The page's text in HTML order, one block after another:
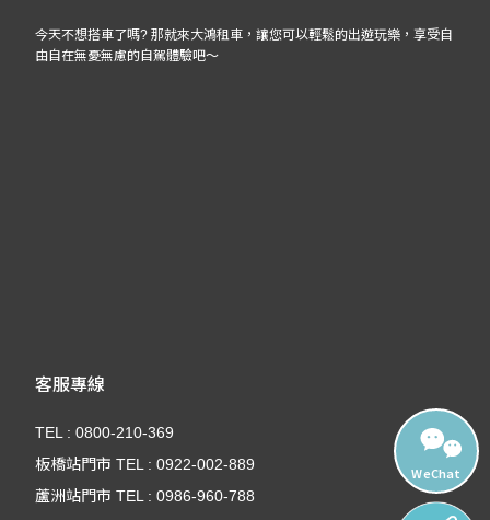
今天不想搭車了嗎? 那就來大鴻租車，讓您可以輕鬆的出遊玩樂，享受自
由自在無憂無慮的自駕體驗吧～
客服專線
TEL : 0800-210-369
板橋站門市 TEL : 0922-002-889
蘆洲站門市 TEL : 0986-960-788
WeChat